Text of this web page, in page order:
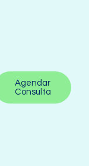
Agendar
Consulta